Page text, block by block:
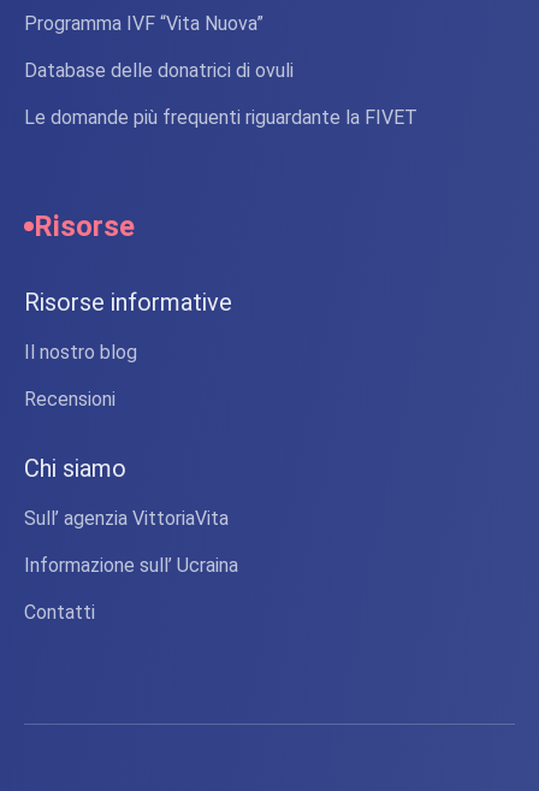
Programma IVF “Vita Nuova”
Database delle donatrici di ovuli
Le domande più frequenti riguardante la FIVET
Risorse
Risorse informative
Il nostro blog
Recensioni
Chi siamo
Sull’ agenzia VittoriaVita
Informazione sull’ Ucraina
Contatti